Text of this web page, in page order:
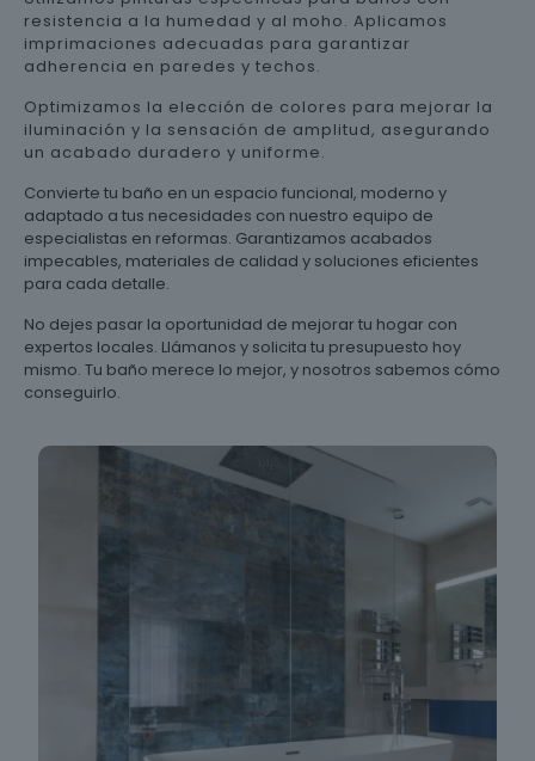
resistencia a la humedad y al moho. Aplicamos
imprimaciones adecuadas para garantizar
adherencia en paredes y techos.
Optimizamos la elección de colores para mejorar la
iluminación y la sensación de amplitud, asegurando
un acabado duradero y uniforme.
Convierte tu baño en un espacio funcional, moderno y
adaptado a tus necesidades con nuestro equipo de
especialistas en reformas. Garantizamos acabados
impecables, materiales de calidad y soluciones eficientes
para cada detalle.
No dejes pasar la oportunidad de mejorar tu hogar con
expertos locales. Llámanos y solicita tu presupuesto hoy
mismo. Tu baño merece lo mejor, y nosotros sabemos cómo
conseguirlo.